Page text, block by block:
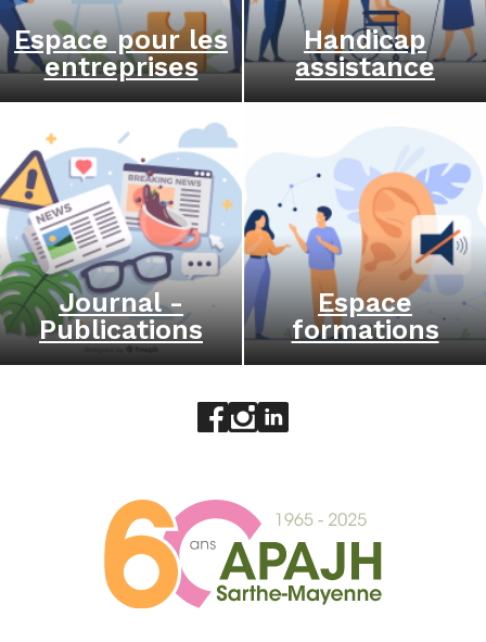
Espace pour les
entreprises
Handicap
assistance
Journal -
Publications
Espace
formations
Aller sur le réseau social
Aller sur le réseau social
Aller sur le réseau